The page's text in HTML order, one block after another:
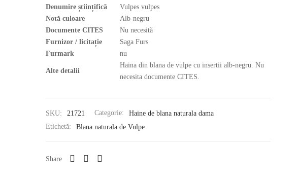
Denumire științifică
Vulpes vulpes
Notă culoare
Alb-negru
Documente CITES
Nu necesită
Furnizor / licitație
Saga Furs
Furmark
nu
Alte detalii
Haina din blana de vulpe cu insertii alb-negru. Nu
necesita documente CITES.
SKU: 21721 Categorie:
Haine de blana naturala dama
Etichetă:
Blana naturala de Vulpe
Share